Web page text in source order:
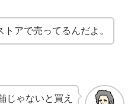
アで売ってるんだよ。
じゃないと買え